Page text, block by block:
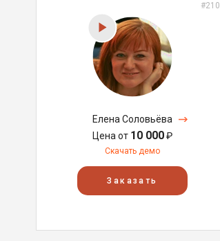
#210
Елена Соловьёва
Цена от 10 000₽
Скачать демо
Заказать